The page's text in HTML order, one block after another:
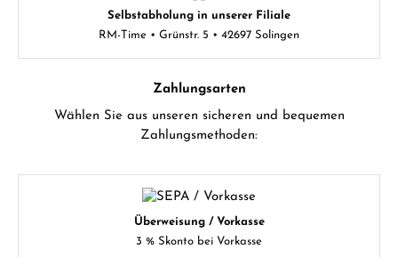
Selbstabholung in unserer Filiale
RM-Time • Grünstr. 5 • 42697 Solingen
Zahlungsarten
Wählen Sie aus unseren sicheren und bequemen
Zahlungsmethoden:
Überweisung / Vorkasse
3 % Skonto bei Vorkasse